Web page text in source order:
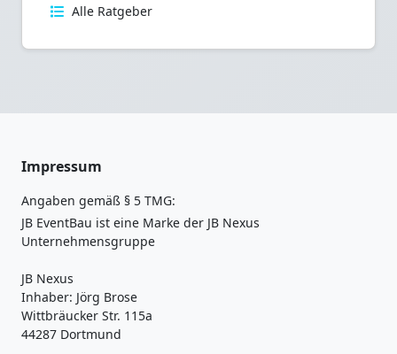
Alle Ratgeber
Impressum
Angaben gemäß § 5 TMG:
JB EventBau ist eine Marke der JB Nexus
Unternehmensgruppe
JB Nexus
Inhaber: Jörg Brose
Wittbräucker Str. 115a
44287 Dortmund